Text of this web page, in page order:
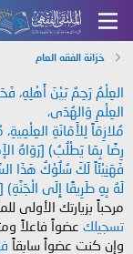
خزانة الفقه العام
العِلْمُ رَحِمٌ بَيْنَ أَهْلِهِ،
العِلْمِ وَالهُدَى،
مُلازِمَاً لِلأَمَانَةِ
رِضًا بِمَا يَطْلُبُ) [رَوَاهُ
فَهَنِيْئَاً لَكَ سُلُوْكُ هَذَا
لَهُ بِهِ طَرِيقًا إِلَى الْجَنَّةِ)
مرحباً بزيارتك الأولى
تسجيلك عضواً فاعلاً
وإن كنت عضواً سابقاً